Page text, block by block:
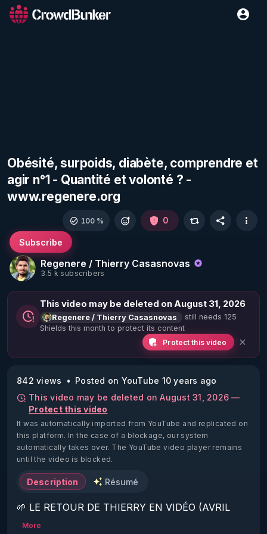
Obésité, surpoids, diabète, comprendre et
agir n°1 - Quantité et volonté ? -
www.regenere.org
Regenere / Thierry Casasnovas
3.5 k subscribers
Subscribe
100 % 0
This video may be deleted on August 31, 2026
Regenere / Thierry Casasnovas
still needs 125
Shields this month to protect its content
Protect this video
842 views
Posted on YouTube 10 years ago
This video may be deleted on August 31, 2026 —
Protect this video
It was automatically imported from YouTube and replicated on
this platform. In the case of a blockage, our system
automatically takes over. The YouTube video player remains
until the video is blocked.
Description Résumé
🌱 LE RETOUR DE THIERRY EN VIDÉO (AVRIL
2022)!
More